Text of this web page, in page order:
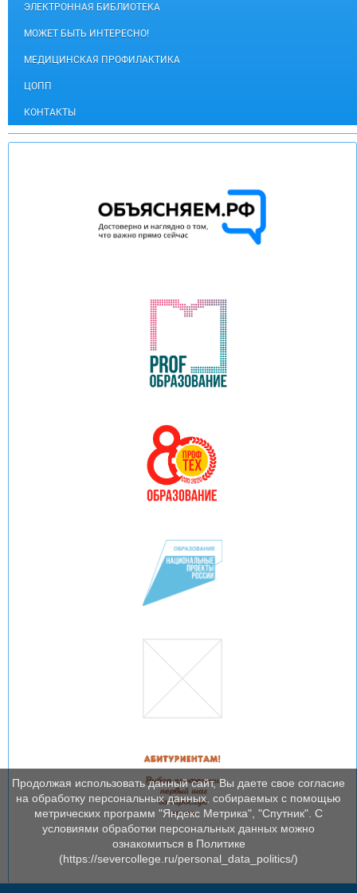
ЭЛЕКТРОННАЯ БИБЛИОТЕКА
МОЖЕТ БЫТЬ ИНТЕРЕСНО!
МЕДИЦИНСКАЯ ПРОФИЛАКТИКА
ЦОПП
КОНТАКТЫ
Продолжая использовать данный сайт, Вы даете свое согласие
на обработку персональных данных, собираемых с помощью
метрических программ "Яндекс Метрика", "Спутник". С
условиями обработки персональных данных можно
ознакомиться в Политике
(https://severcollege.ru/personal_data_politics/)